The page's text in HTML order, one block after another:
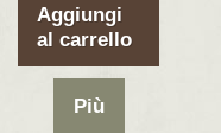
Aggiungi
al carrello
Più